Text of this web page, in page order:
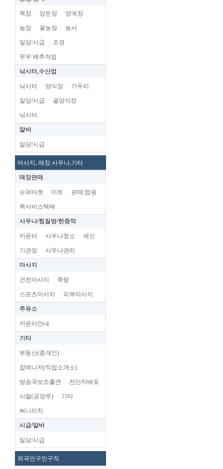
목장 양돈장 양계장
농장 꽃농장 농사
일당/시급 조경
무우 배추작업
낚시터,수산업
낚시터 양식장 가두리
일당/시급 굴양식장
낚시터
알바
일당/시급
마사지, 매장.사우나,기타
매장판매
슈퍼마켓 마트 판매/점원
퀵서비스택배
사우나/찜질방/한증막
카운터 사우나청소 세신
기관장 사우나관리
마사지
건전마사지 족탕
스포츠마사지 피부마사지
주유소
카운터안내
기타
부동산(중개인)
잡메니저(직업소개소)
방송국보조출연 전단지배포
사찰(공양주) 기타
써니리치
시급/알바
일당/시급
외국인구인구직